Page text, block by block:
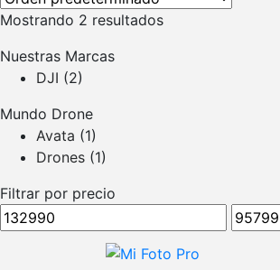
Mostrando 2 resultados
Nuestras Marcas
DJI (2)
Mundo Drone
Avata (1)
Drones (1)
Filtrar por precio
Precio
mínimo
Precio